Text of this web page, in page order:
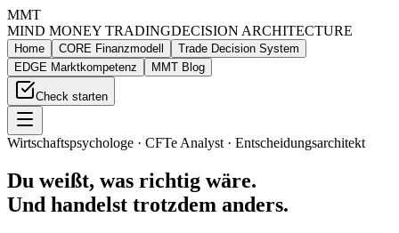
MMT
MIND MONEY TRADINGDECISION ARCHITECTURE
Home CORE Finanzmodell
Trade Decision System
EDGE Marktkompetenz
MMT Blog
Check starten
Wirtschaftspsychologe · CFTe Analyst · Entscheidungsarchitekt
Du weißt, was richtig wäre.
Und handelst trotzdem anders.